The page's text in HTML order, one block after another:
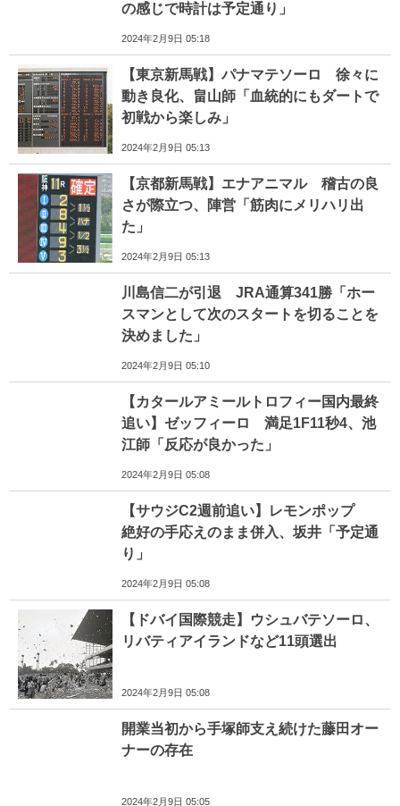
の感じで時計は予定通り」
2024年2月9日 05:18
【東京新馬戦】パナマテソーロ 徐々に
動き良化、畠山師「血統的にもダートで
初戦から楽しみ」
2024年2月9日 05:13
【京都新馬戦】エナアニマル 稽古の良
さが際立つ、陣営「筋肉にメリハリ出
た」
2024年2月9日 05:13
川島信二が引退 JRA通算341勝「ホー
スマンとして次のスタートを切ることを
決めました」
2024年2月9日 05:10
【カタールアミールトロフィー国内最終
追い】ゼッフィーロ 満足1F11秒4、池
江師「反応が良かった」
2024年2月9日 05:08
【サウジC2週前追い】レモンポップ
絶好の手応えのまま併入、坂井「予定通
り」
2024年2月9日 05:08
【ドバイ国際競走】ウシュバテソーロ、
リバティアイランドなど11頭選出
2024年2月9日 05:08
開業当初から手塚師支え続けた藤田オー
ナーの存在
2024年2月9日 05:05